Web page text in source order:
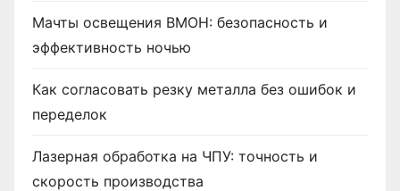
Мачты освещения ВМОН: безопасность и
эффективность ночью
Как согласовать резку металла без ошибок и
переделок
Лазерная обработка на ЧПУ: точность и
скорость производства